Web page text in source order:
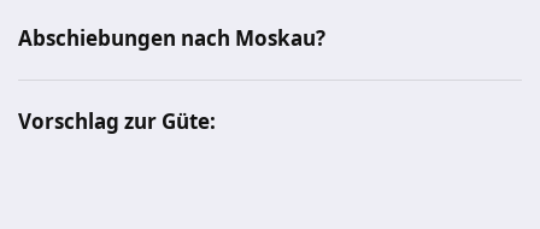
Abschiebungen nach Moskau?
Vorschlag zur Güte: